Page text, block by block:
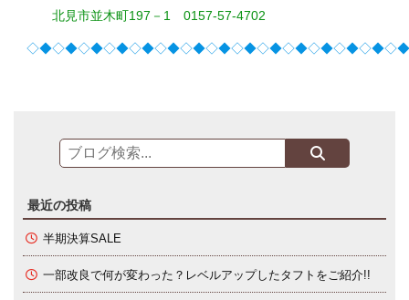
北見市並木町197－1 0157-57-4702
最近の投稿
半期決算SALE
一部改良で何が変わった？レベルアップしたタフトをご紹介!!